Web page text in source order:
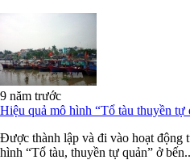
9 năm trước
Hiệu quả mô hình “Tổ tàu thuyền tự
Được thành lập và đi vào hoạt động
hình “Tổ tàu, thuyền tự quản” ở